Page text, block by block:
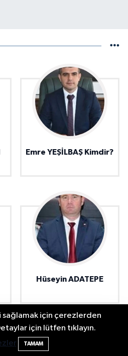
Emre YEŞİLBAŞ Kimdir?
Hüseyin ADATEPE
sağlamak için çerezlerden
için lütfen tıklayın.
TAMAM
kaza: 2 at öldü, 1